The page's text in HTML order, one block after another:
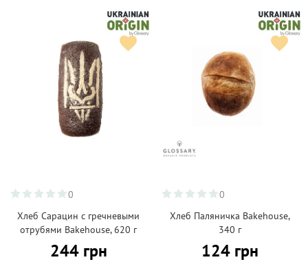
0
Хлеб Сарацин с гречневыми
отрубями Bakehouse, 620 г
244 грн
0
Хлеб Паляничка Bakehouse,
340 г
124 грн